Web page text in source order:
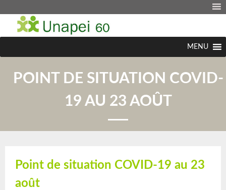
MENU
POINT DE SITUATION COVID-
19 AU 23 AOÛT
Point de situation COVID-19 au 23
août